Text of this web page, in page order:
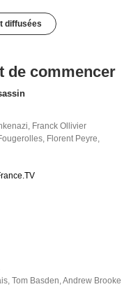
diffusées
de commencer
, Franck Ollivier
, Florent Peyre,
,Tom Basden,Andrew Brooke